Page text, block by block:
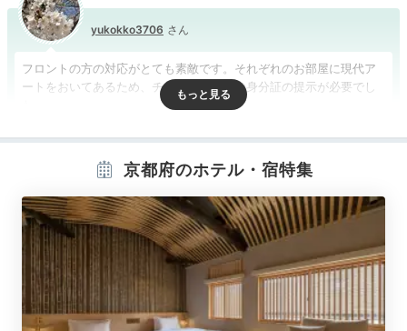
yukokko3706
フロントの方の対応がとても素敵です。それぞれのお部屋に現代ア
ートをおいてあるため、チェックイン時は身分証の提示が必要でし
Room
15:15
モノトーン調の
シックな室内
京都府のホテル・宿特集